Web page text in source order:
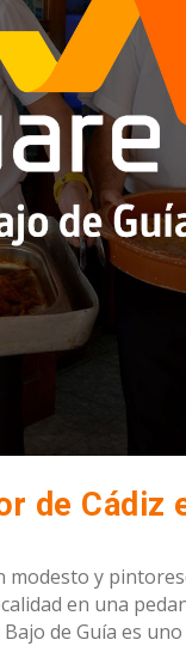
modesto y
en una
de Guía es